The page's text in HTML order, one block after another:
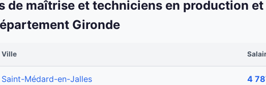
de maîtrise et techniciens en production
Gironde
Ville
Saint-Médard-en-Jalles 4